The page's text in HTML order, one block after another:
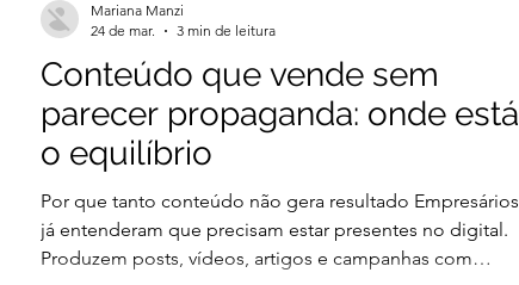
que ger
Conteúdo que vende sem
parecer propaganda: onde está
o equilíbrio
Por que tanto conteúdo não gera resultado Empresários
já entenderam que precisam estar presentes no digital.
Produzem posts, vídeos, artigos e campanhas com
Mariana Manzi
24 de mar.
3 min de leitura